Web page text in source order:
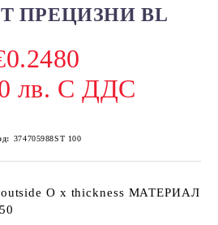
ПРЕЦИЗНИ BL
лв. С ДДС
374705988ST 100
outside O x thickness МАТЕРИАЛ